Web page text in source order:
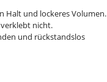
Halt und lockeres Volumen.
nicht.
und rückstandslos